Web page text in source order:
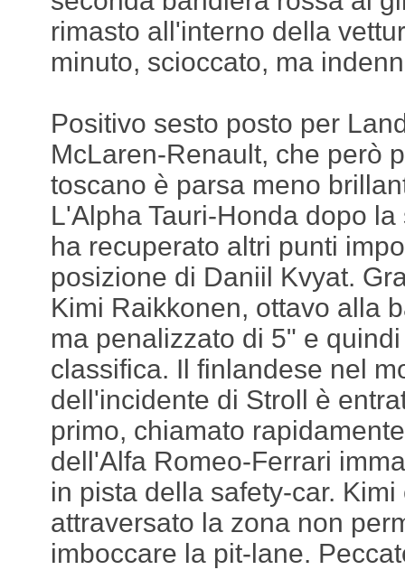
rimasto all'interno della
minuto, scioccato, ma
Positivo sesto posto per
McLaren-Renault, che però
toscano è parsa meno
L'Alpha Tauri-Honda dopo
ha recuperato altri punti
posizione di Daniil Kvyat.
Kimi Raikkonen, ottavo alla
ma penalizzato di 5" e
classifica. Il finlandese nel
dell'incidente di Stroll è
primo, chiamato
dell'Alfa Romeo-Ferrari
in pista della safety-car.
attraversato la zona non
imboccare la pit-lane.